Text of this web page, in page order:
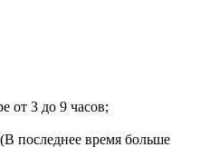
от 3 до 9 часов;
последнее время больше